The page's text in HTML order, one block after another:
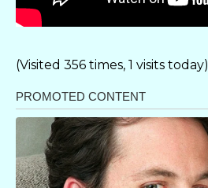
(Visited 356 times, 1 visits today)